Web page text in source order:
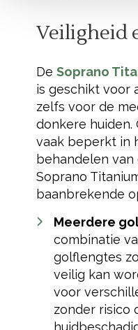
Veiligheid
De Soprano
is geschikt voor
zelfs voor de
donkere huiden.
vaak beperkt in
behandelen van
Soprano
baanbrekende
Meerdere
combinatie
golflengtes
veilig kan
voor
zonder risico